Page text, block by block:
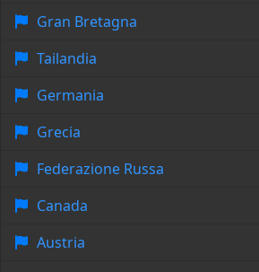
Gran Bretagna
Tailandia
Germania
Grecia
Federazione Russa
Canada
Austria